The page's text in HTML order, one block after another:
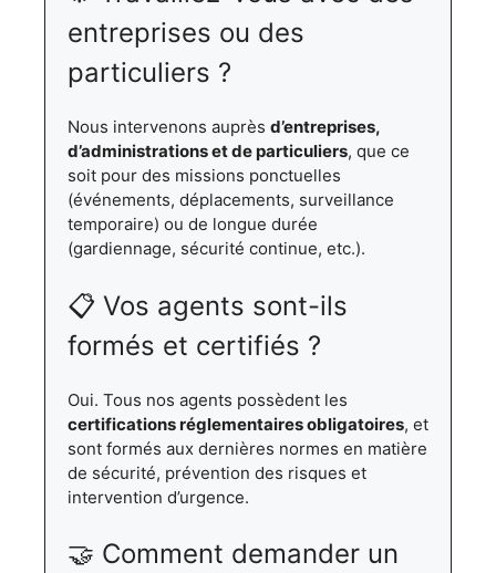
entreprises ou des
particuliers ?
Nous intervenons auprès d’entreprises,
d’administrations et de particuliers, que ce
soit pour des missions ponctuelles
(événements, déplacements, surveillance
temporaire) ou de longue durée
(gardiennage, sécurité continue, etc.).
📋 Vos agents sont-ils
formés et certifiés ?
Oui. Tous nos agents possèdent les
certifications réglementaires obligatoires, et
sont formés aux dernières normes en matière
de sécurité, prévention des risques et
intervention d’urgence.
🤝 Comment demander un